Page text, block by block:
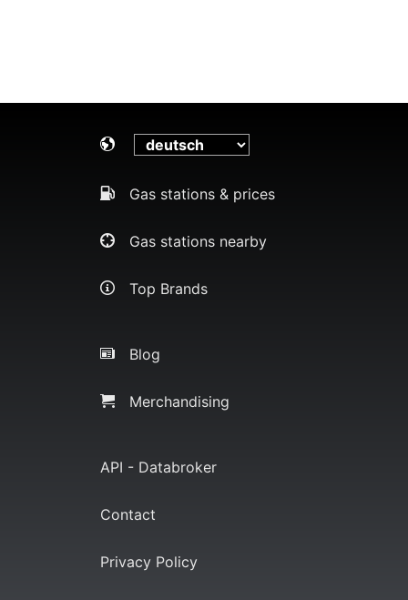
Gas stations & prices
Gas stations nearby
Top Brands
Blog
Merchandising
API - Databroker
Contact
Privacy Policy